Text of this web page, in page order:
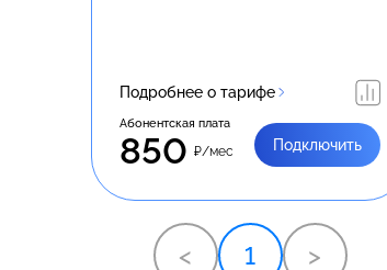
Подробнее о тарифе
Абонентская плата
850 ₽/мес Подключить
< 1 >